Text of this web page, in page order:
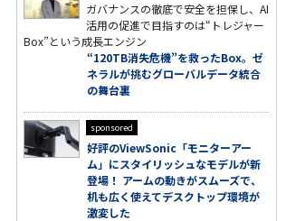
ガバナンスの徹底で安全を担保し、AI
活用の促進で目指すのは“トレジャー
Box”という成長エンジン
“120TB消失危機”を救ったBox。ゼ
ネラルが挑むグローバルデータ統合
の舞台裏
sponsored
好評のViewSonic「モニターアー
ム」にスタイリッシュなモデルが新
登場！ アームの動きがスムーズで、
机も広く使えてデスクトップ環境が
激変した